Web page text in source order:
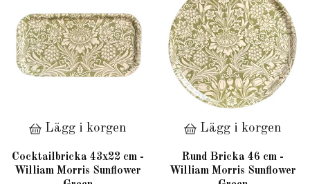
Lägg i korgen
Cocktailbricka 43x22 cm -
William Morris Sunflower
Lägg i korgen
Rund Bricka 46 cm -
William Morris Sunflower